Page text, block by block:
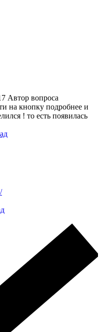
Автор вопроса
на кнопку подробнее и
! то есть появилась